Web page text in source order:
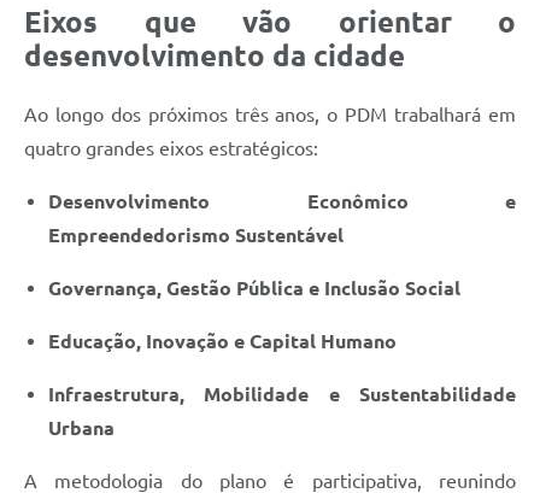
Eixos que vão orientar o
desenvolvimento da cidade
Ao longo dos próximos três anos, o PDM trabalhará em
quatro grandes eixos estratégicos:
Desenvolvimento Econômico e
Empreendedorismo Sustentável
Governança, Gestão Pública e Inclusão Social
Educação, Inovação e Capital Humano
Infraestrutura, Mobilidade e Sustentabilidade
Urbana
A metodologia do plano é participativa, reunindo